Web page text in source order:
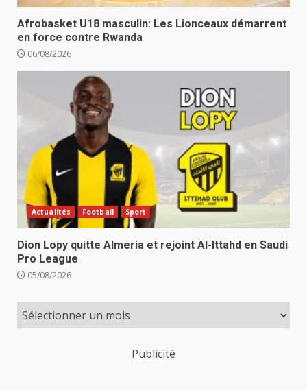
Afrobasket U18 masculin: Les Lionceaux démarrent
en force contre Rwanda
06/08/2026
Actualités Football Sport
Dion Lopy quitte Almeria et rejoint Al-Ittahd en Saudi
Pro League
05/08/2026
Publicité